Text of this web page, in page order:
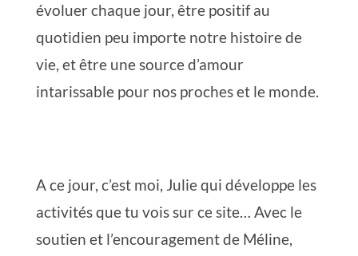
évoluer chaque jour, être positif au
quotidien peu importe notre histoire de
vie, et être une source d’amour
intarissable pour nos proches et le monde.
A ce jour, c’est moi, Julie qui développe les
activités que tu vois sur ce site… Avec le
soutien et l’encouragement de Méline,